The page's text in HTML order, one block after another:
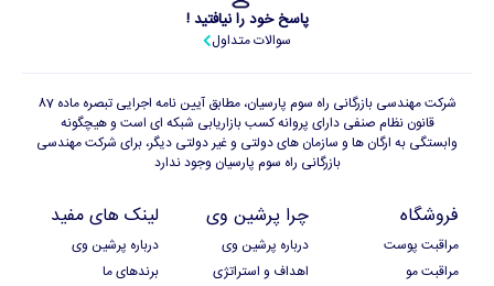
پاسخ خود را نیافتید !
سوالات متداول
شرکت مهندسی بازرگانی راه سوم پارسیان، مطابق آیین نامه اجرایی تبصره ماده 87
قانون نظام صنفی دارای پروانه کسب بازاریابی شبکه ای است و هیچگونه
وابستگی به ارگان ها و سازمان های دولتی و غیر دولتی دیگر، برای شرکت مهندسی
بازرگانی راه سوم پارسیان وجود ندارد
فروشگاه
مراقبت پوست
مراقبت مو
چرا پرشین وی
درباره پرشین وی
اهداف و استراتژی
لینک های مفید
درباره پرشین وی
برندهای ما